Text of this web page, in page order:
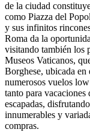
de la ciudad
como Piazza del
y sus infinitos
Roma da la
visitando también los
Museos Vaticanos,
Borghese, ubicada en
numerosos vuelos
tanto para vacaciones
escapadas,
innumerables y
compras.